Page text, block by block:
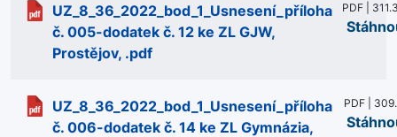
UZ_8_36_2022_bod_1_Usnesení_příloha
č. 005-dodatek č. 12 ke ZL GJW,
Prostějov, .pdf
PDF |
UZ_8_36_2022_bod_1_Usnesení_příloha
č. 006-dodatek č. 14 ke ZL Gymnázia,
PDF |